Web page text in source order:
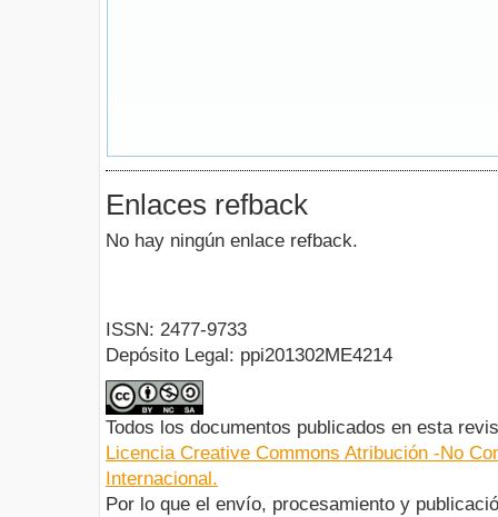
Enlaces refback
No hay ningún enlace refback.
ISSN: 2477-9733
Depósito Legal: ppi201302ME4214
Todos los documentos publicados en esta
Licencia Creative Commons Atribución -No
Internacional.
Por lo que el envío, procesamiento y